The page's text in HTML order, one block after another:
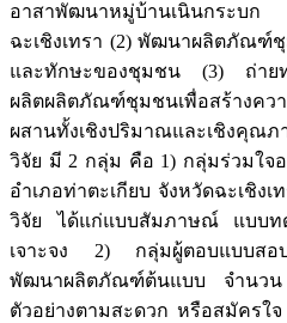
อาสาพัฒนาหมู่บ้านเนินกระบ
ฉะเชิงเทรา (2) พัฒนาผลิตภัณฑ์
และทักษะของชุมชน (3) ถ่ายท
ผลิตผลิตภัณฑ์ชุมชนเพื่อสร้างค
ผสานทั้งเชิงปริมาณและเชิงคุณ
วิจัย มี 2 กลุ่ม คือ 1) กลุ่มร่วมใจ
อำเภอท่าตะเกียบ จังหวัดฉะเชิง
วิจัย ได้แก่แบบสัมภาษณ์ แบบท
เจาะจง 2) กลุ่มผู้ตอบแบบสอบ
พัฒนาผลิตภัณฑ์ต้นแบบ จำนว
ตัวอย่างตามสะดวก หรือสมัครใ